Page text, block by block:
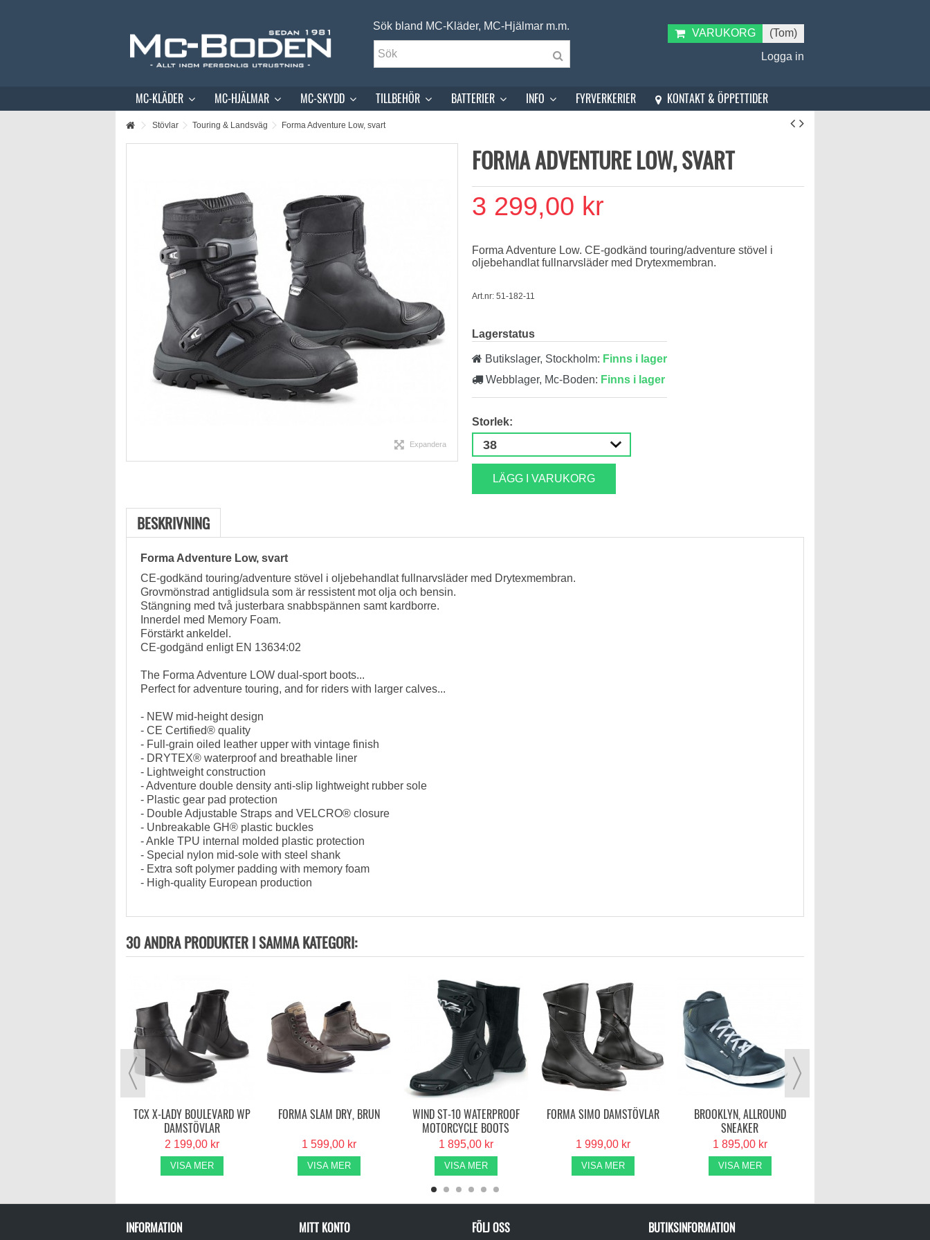
Sök bland MC-Kläder, MC-Hjälmar m.m.
VARUKORG
(Tom)
Logga in
MC-KLÄDER MC-HJÄLMAR MC-SKYDD TILLBEHÖR BATTERIER INFO FYRVERKERIER KONTAKT & ÖPPETTIDER
Stövlar Touring & Landsväg Forma Adventure Low, svart
Expandera
FORMA ADVENTURE LOW, SVART
3 299,00 kr
Forma Adventure Low. CE-godkänd touring/adventure stövel i
oljebehandlat fullnarvsläder med Drytexmembran.
Art.nr: 51-182-11
Lagerstatus
Butikslager, Stockholm: Finns i lager
Webblager, Mc-Boden: Finns i lager
Storlek:
LÄGG I VARUKORG
BESKRIVNING
Forma Adventure Low, svart
CE-godkänd touring/adventure stövel i oljebehandlat fullnarvsläder med Drytexmembran.
Grovmönstrad antiglidsula som är ressistent mot olja och bensin.
Stängning med två justerbara snabbspännen samt kardborre.
Innerdel med Memory Foam.
Förstärkt ankeldel.
CE-godgänd enligt EN 13634:02
The Forma Adventure LOW dual-sport boots...
Perfect for adventure touring, and for riders with larger calves...
- NEW mid-height design
- CE Certified® quality
- Full-grain oiled leather upper with vintage finish
- DRYTEX® waterproof and breathable liner
- Lightweight construction
- Adventure double density anti-slip lightweight rubber sole
- Plastic gear pad protection
- Double Adjustable Straps and VELCRO® closure
- Unbreakable GH® plastic buckles
- Ankle TPU internal molded plastic protection
- Special nylon mid-sole with steel shank
- Extra soft polymer padding with memory foam
- High-quality European production
30 ANDRA PRODUKTER I SAMMA KATEGORI:
TCX X-LADY BOULEVARD WP
DAMSTÖVLAR
2 199,00 kr
VISA MER
FORMA SLAM DRY, BRUN
1 599,00 kr
VISA MER
WIND ST-10 WATERPROOF
MOTORCYCLE BOOTS
1 895,00 kr
VISA MER
FORMA SIMO DAMSTÖVLAR
1 999,00 kr
VISA MER
BROOKLYN, ALLROUND
SNEAKER
1 895,00 kr
VISA MER
INFORMATION MITT KONTO FÖLJ OSS BUTIKSINFORMATION